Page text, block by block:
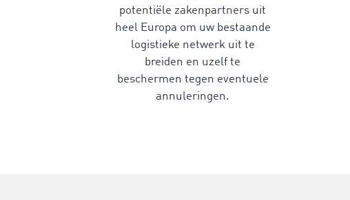
potentiële zakenpartners uit
heel Europa om uw bestaande
logistieke netwerk uit te
breiden en uzelf te
beschermen tegen eventuele
annuleringen.